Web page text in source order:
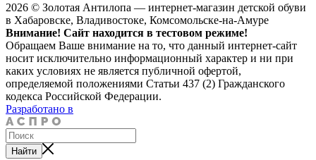
2026 © Золотая Антилопа — интернет-магазин детской обуви
в Хабаровске, Владивостоке, Комсомольске-на-Амуре
Внимание! Сайт находится в тестовом режиме!
Обращаем Ваше внимание на то, что данный интернет-сайт
носит исключительно информационный характер и ни при
каких условиях не является публичной офертой,
определяемой положениями Статьи 437 (2) Гражданского
кодекса Российской Федерации.
Разработано в
Найти